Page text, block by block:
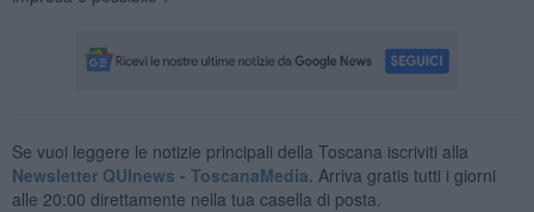
Se vuoi leggere le notizie principali della Toscana iscriviti alla
Newsletter QUInews - ToscanaMedia. Arriva gratis tutti i giorni
alle 20:00 direttamente nella tua casella di posta.